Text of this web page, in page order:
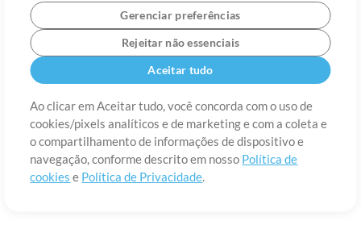
Gerenciar preferências
Rejeitar não essenciais
Aceitar tudo
Ao clicar em Aceitar tudo, você concorda com o uso de
cookies/pixels analíticos e de marketing e com a coleta e
o compartilhamento de informações de dispositivo e
navegação, conforme descrito em nosso Política de
cookies e Política de Privacidade.